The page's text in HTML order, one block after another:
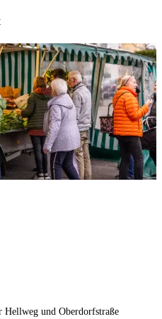
Hellweg und Oberdorfstraße